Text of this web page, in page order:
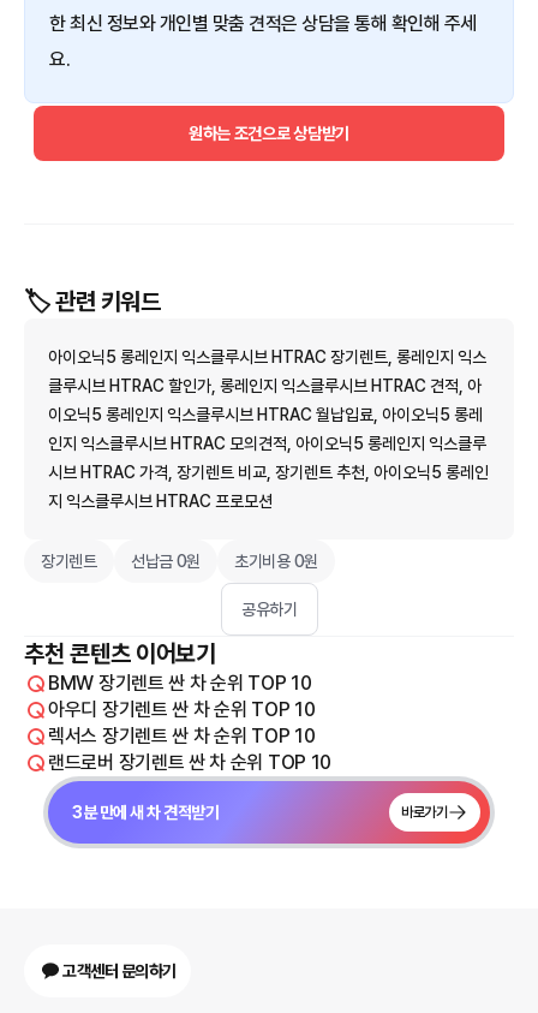
한 최신 정보와 개인별 맞춤 견적은 상담을 통해 확인해 주세
요.
원하는 조건으로 상담받기
🏷️ 관련 키워드
아이오닉5 롱레인지 익스클루시브 HTRAC 장기렌트, 롱레인지 익스
클루시브 HTRAC 할인가, 롱레인지 익스클루시브 HTRAC 견적, 아
이오닉5 롱레인지 익스클루시브 HTRAC 월납입료, 아이오닉5 롱레
인지 익스클루시브 HTRAC 모의견적, 아이오닉5 롱레인지 익스클루
시브 HTRAC 가격, 장기렌트 비교, 장기렌트 추천, 아이오닉5 롱레인
지 익스클루시브 HTRAC 프로모션
장기렌트 선납금 0원 초기비용 0원
공유하기
추천 콘텐츠 이어보기
BMW 장기렌트 싼 차 순위 TOP 10
아우디 장기렌트 싼 차 순위 TOP 10
렉서스 장기렌트 싼 차 순위 TOP 10
랜드로버 장기렌트 싼 차 순위 TOP 10
3분 만에 새 차 견적받기 바로가기
고객센터 문의하기